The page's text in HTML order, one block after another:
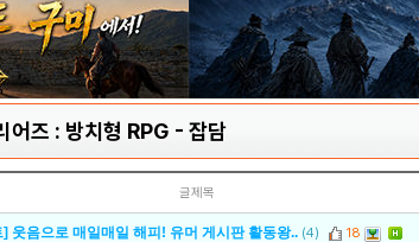
어즈 : 방치형 RPG - 잡담
글제목
웃음으로 매일매일 해피! 유머 게시판 활동왕.. (4) 18